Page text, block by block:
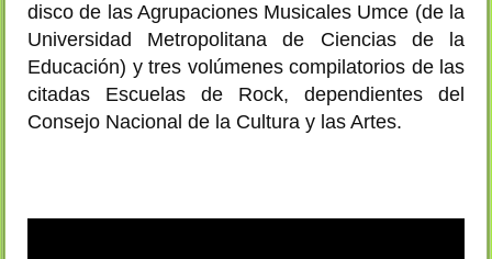
disco de las Agrupaciones Musicales Umce (de la
Universidad Metropolitana de Ciencias de la
Educación) y tres volúmenes compilatorios de las
citadas Escuelas de Rock, dependientes del
Consejo Nacional de la Cultura y las Artes.